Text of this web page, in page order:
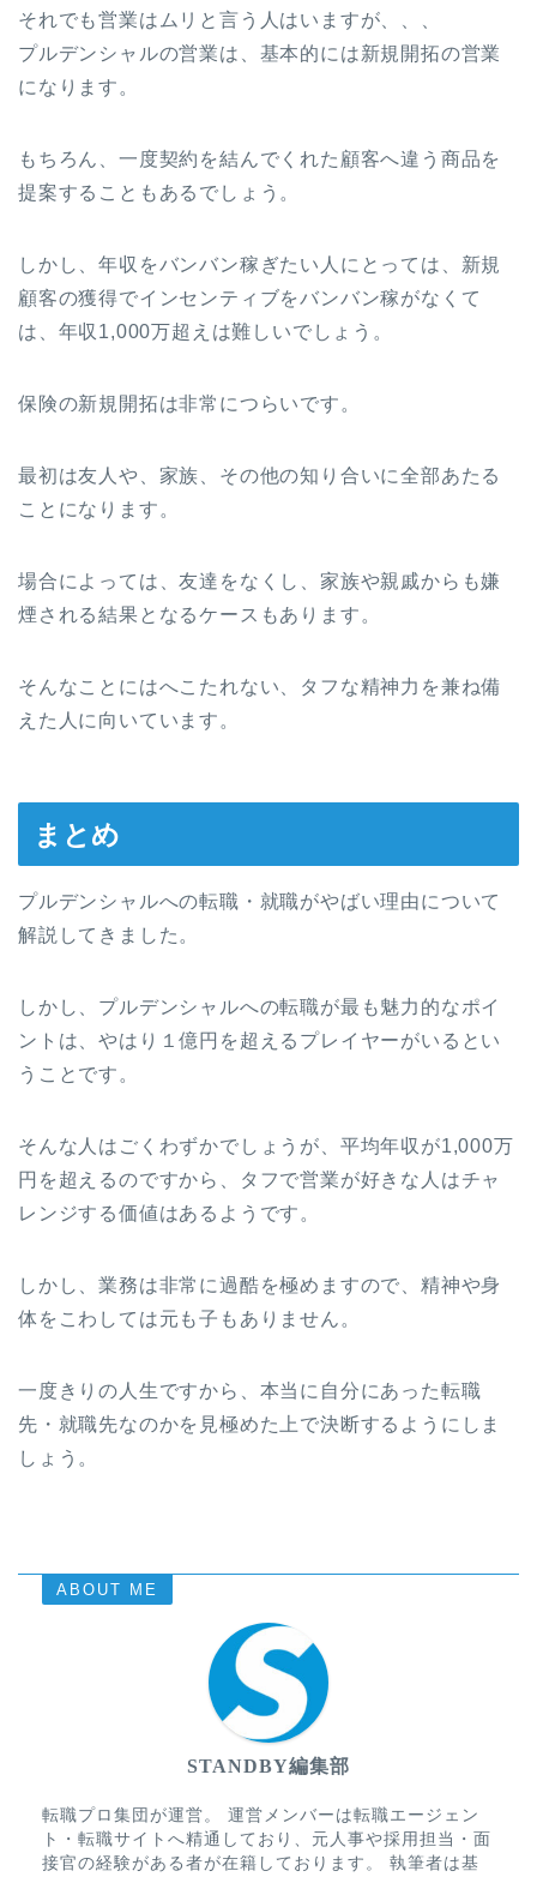
それでも営業はムリと言う人はいますが、、、
プルデンシャルの営業は、基本的には新規開拓の営業
になります。
もちろん、一度契約を結んでくれた顧客へ違う商品を
提案することもあるでしょう。
しかし、年収をバンバン稼ぎたい人にとっては、新規
顧客の獲得でインセンティブをバンバン稼がなくて
は、年収1,000万超えは難しいでしょう。
保険の新規開拓は非常につらいです。
最初は友人や、家族、その他の知り合いに全部あたる
ことになります。
場合によっては、友達をなくし、家族や親戚からも嫌
煙される結果となるケースもあります。
そんなことにはへこたれない、タフな精神力を兼ね備
えた人に向いています。
まとめ
プルデンシャルへの転職・就職がやばい理由について
解説してきました。
しかし、プルデンシャルへの転職が最も魅力的なポイ
ントは、やはり１億円を超えるプレイヤーがいるとい
うことです。
そんな人はごくわずかでしょうが、平均年収が1,000万
円を超えるのですから、タフで営業が好きな人はチャ
レンジする価値はあるようです。
しかし、業務は非常に過酷を極めますので、精神や身
体をこわしては元も子もありません。
一度きりの人生ですから、本当に自分にあった転職
先・就職先なのかを見極めた上で決断するようにしま
しょう。
ABOUT ME
STANDBY編集部
転職プロ集団が運営。 運営メンバーは転職エージェン
ト・転職サイトへ精通しており、元人事や採用担当・面
接官の経験がある者が在籍しております。 執筆者は基